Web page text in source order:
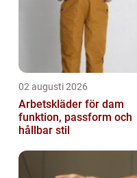
samarbe...
02 augusti 2026
Arbetskläder för dam
funktion, passform och
hållbar stil